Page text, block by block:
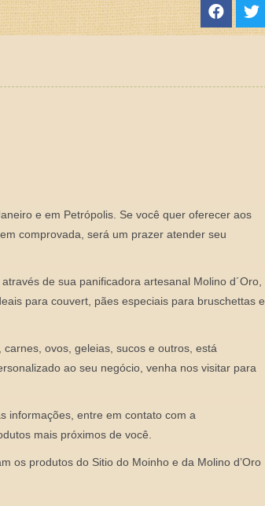
e em Petrópolis. Se você quer oferecer aos
comprovada, será um prazer atender seu
de sua panificadora artesanal Molino d´Oro,
para couvert, pães especiais para bruschettas e
ovos, geleias, sucos e outros, está
ao seu negócio, venha nos visitar para
informações, entre em contato com a
mais próximos de você.
os produtos do Sitio do Moinho e da Molino d’Oro